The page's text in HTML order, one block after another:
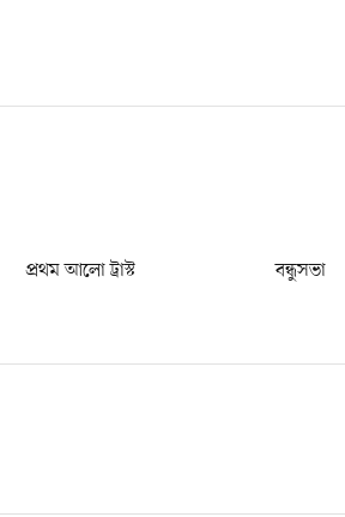
প্রথম আলো ট্রাস্ট বন্ধুসভা